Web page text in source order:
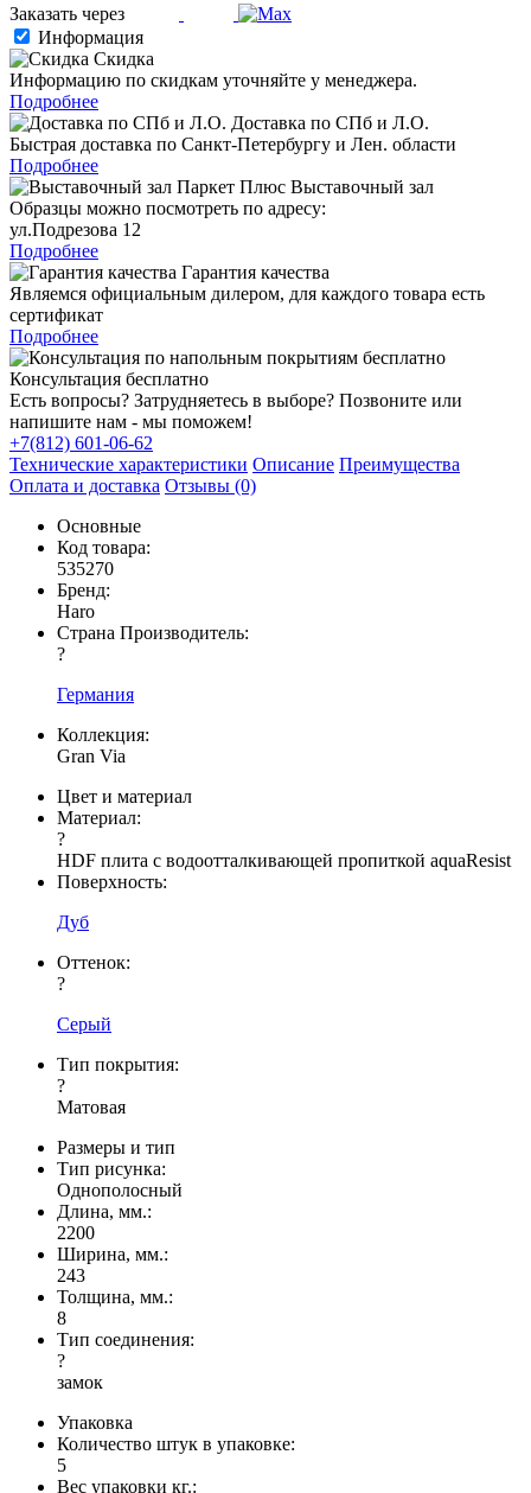
Заказать через
Информация
Скидка
Информацию по скидкам уточняйте у менеджера.
Подробнее
Доставка по СПб и Л.О.
Быстрая доставка по Санкт-Петербургу и Лен. области
Подробнее
Выставочный зал
Образцы можно посмотреть по адресу:
ул.Подрезова 12
Подробнее
Гарантия качества
Являемся официальным дилером, для каждого товара есть
сертификат
Подробнее
Консультация бесплатно
Есть вопросы? Затрудняетесь в выборе? Позвоните или
напишите нам - мы поможем!
+7(812) 601-06-62
Технические характеристики Описание Преимущества
Оплата и доставка Отзывы (0)
Основные
Код товара:
535270
Бренд:
Haro
Страна Производитель:
?
Германия
Коллекция:
Gran Via
Цвет и материал
Материал:
?
HDF плита с водоотталкивающей пропиткой aquaResist
Поверхность:
Дуб
Оттенок:
?
Серый
Тип покрытия:
?
Матовая
Размеры и тип
Тип рисунка:
Однополосный
Длина, мм.:
2200
Ширина, мм.:
243
Толщина, мм.:
8
Тип соединения:
?
замок
Упаковка
Количество штук в упаковке:
5
Вес упаковки кг.: